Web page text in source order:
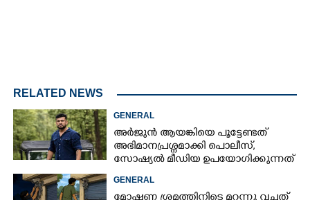
RELATED NEWS
GENERAL
അർജുൻ ആയങ്കിയെ പൂട്ടേണ്ടത്
അഭിമാനപ്രശ്നമാക്കി പൊലീസ്,
സാേഷ്യൽ മീഡിയ ഉപയോഗിക്കുന്നത്
മറ്റൊരാളെന്ന് സംശയം
GENERAL